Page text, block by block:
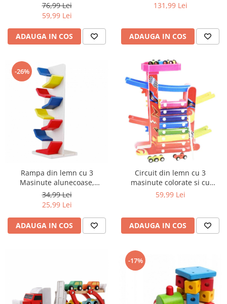
76,99 Lei
59,99 Lei
ADAUGA IN COS
131,99 Lei
ADAUGA IN COS
-26%
Rampa din lemn cu 3
Masinute alunecoase,
multicolor
34,99 Lei
25,99 Lei
ADAUGA IN COS
Circuit din lemn cu 3
masinute colorate si cu
xilofon
59,99 Lei
ADAUGA IN COS
-17%